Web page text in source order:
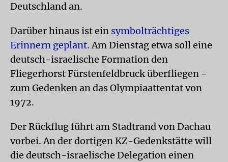
Deutschland an.
Darüber hinaus ist ein symbolträchtiges
Erinnern geplant. Am Dienstag etwa soll eine
deutsch-israelische Formation den
Fliegerhorst Fürstenfeldbruck überfliegen -
zum Gedenken an das Olympiaattentat von
1972.
Der Rückflug führt am Stadtrand von Dachau
vorbei. An der dortigen KZ-Gedenkstätte will
die deutsch-israelische Delegation einen